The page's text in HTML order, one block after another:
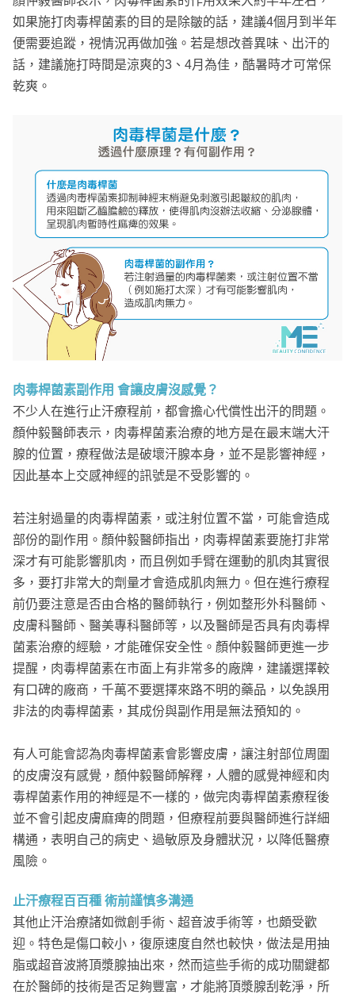
如果施打肉毒桿菌素的目的是除皺的話，建議4個月到半年
便需要追蹤，視情況再做加強。若是想改善異味、出汗的
話，建議施打時間是涼爽的3、4月為佳，酷暑時才可常保
乾爽。
肉毒桿菌素副作用 會讓皮膚沒感覺？
不少人在進行止汗療程前，都會擔心代償性出汗的問題。
顏仲毅醫師表示，肉毒桿菌素治療的地方是在最末端大汗
腺的位置，療程做法是破壞汗腺本身，並不是影響神經，
因此基本上交感神經的訊號是不受影響的。
若注射過量的肉毒桿菌素，或注射位置不當，可能會造成
部份的副作用。顏仲毅醫師指出，肉毒桿菌素要施打非常
深才有可能影響肌肉，而且例如手臂在運動的肌肉其實很
多，要打非常大的劑量才會造成肌肉無力。但在進行療程
前仍要注意是否由合格的醫師執行，例如整形外科醫師、
皮膚科醫師、醫美專科醫師等，以及醫師是否具有肉毒桿
菌素治療的經驗，才能確保安全性。顏仲毅醫師更進一步
提醒，肉毒桿菌素在市面上有非常多的廠牌，建議選擇較
有口碑的廠商，千萬不要選擇來路不明的藥品，以免誤用
非法的肉毒桿菌素，其成份與副作用是無法預知的。
有人可能會認為肉毒桿菌素會影響皮膚，讓注射部位周圍
的皮膚沒有感覺，顏仲毅醫師解釋，人體的感覺神經和肉
毒桿菌素作用的神經是不一樣的，做完肉毒桿菌素療程後
並不會引起皮膚麻痺的問題，但療程前要與醫師進行詳細
構通，表明自己的病史、過敏原及身體狀況，以降低醫療
風險。
止汗療程百百種 術前謹慎多溝通
其他止汗治療諸如微創手術、超音波手術等，也頗受歡
迎。特色是傷口較小，復原速度自然也較快，做法是用抽
脂或超音波將頂漿腺抽出來，然而這些手術的成功關鍵都
在於醫師的技術是否足夠豐富，才能將頂漿腺刮乾淨，所